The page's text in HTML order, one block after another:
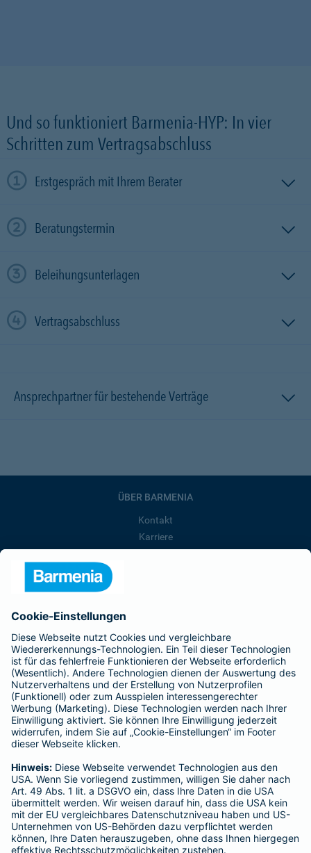
Und so funktioniert Barmenia-HYP: In vier
Schritten zum Vertragsabschluss
Erstgespräch mit Ihrem Berater
Beratungstermin
Beleihungsunterlagen
Vertragsabschluss
Ansprechpartner für bestehende Verträge
ÜBER BARMENIA
Kontakt
Karriere
Barmenia ist Teil der BarmeniaGothaer
BELIEBTE SEITEN
Kranken-Zusatzversicherung
Tierversicherungen
Haftpflichtversicherung
Hausratversicherung
Adresse ändern
Schaden melden
Kilometerstandsmeldung
Serviceübersicht